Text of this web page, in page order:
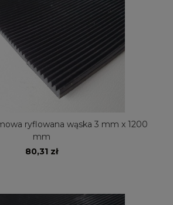
ryflowana wąska 3 mm x 1200
mm
80,31 zł